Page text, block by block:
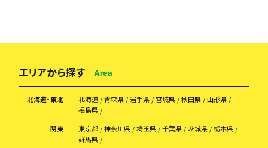
エリアから探す Area
北海道・東北 北海道 青森県 岩手県 宮城県 秋田県
山形県
福島県
関東
東京都 神奈川県 埼玉県 千葉県 茨城県
栃木県
群馬県